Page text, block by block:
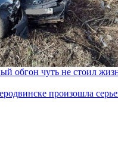
обгон чуть не стоил
произошла